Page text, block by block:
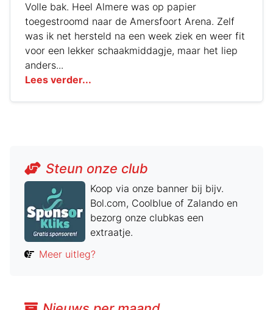
Volle bak. Heel Almere was op papier
toegestroomd naar de Amersfoort Arena. Zelf
was ik net hersteld na een week ziek en weer fit
voor een lekker schaakmiddagje, maar het liep
anders...
Lees verder...
Steun onze club
Koop via onze banner bij bijv.
Bol.com, Coolblue of Zalando en
bezorg onze clubkas een
extraatje.
Meer uitleg?